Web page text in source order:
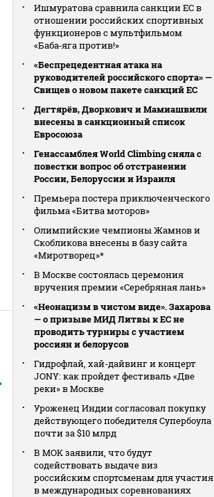
Ишмуратова сравнила санкции ЕС в
отношении российских спортивных
функционеров с мультфильмом
«Баба‑яга против!»
«Беспрецедентная атака на
руководителей российского спорта» —
Свищев о новом пакете санкций ЕС
Дегтярёв, Дворкович и Мамиашвили
внесены в санкционный список
Евросоюза
Генассамблея World Climbing сняла с
повестки вопрос об отстранении
России, Белоруссии и Израиля
Премьера постера приключенческого
фильма «Битва моторов»
Олимпийские чемпионы Жамнов и
Скобликова внесены в базу сайта
«Миротворец»*
В Москве состоялась церемония
вручения премии «Серебряная лань»
«Неонацизм в чистом виде». Захарова
— о призыве МИД Литвы к ЕС не
проводить турниры с участием
россиян и белорусов
Гидрофлай, хай-дайвинг и концерт
JONY: как пройдет фестиваль «Две
реки» в Москве
Уроженец Индии согласовал покупку
действующего победителя Супербоула
почти за $10 млрд
В МОК заявили, что будут
содействовать выдаче виз
российским спортсменам для участия
в международных соревнованиях